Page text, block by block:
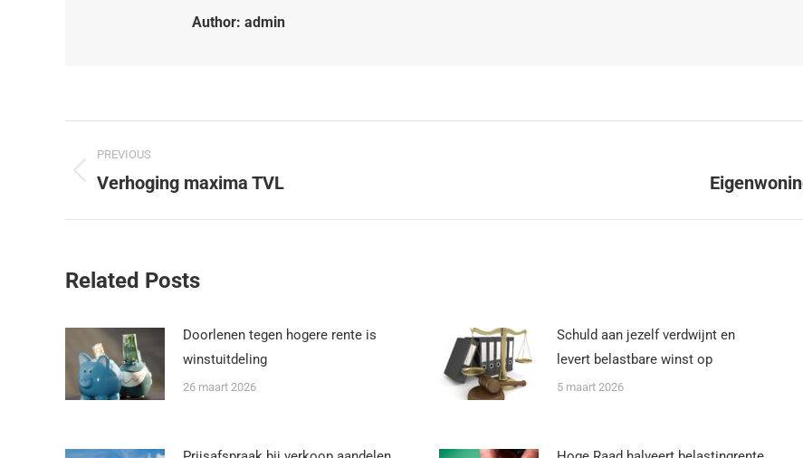
Author: admin
PREVIOUS
Verhoging maxima TVL
Related Posts
Doorlenen tegen hogere rente is
winstuitdeling
26 maart 2026
Schuld aan jezelf verdwijnt en
levert belastbare winst op
5 maart 2026